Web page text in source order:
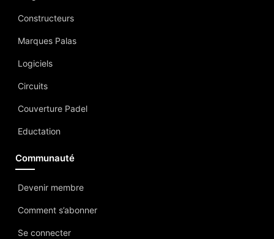
Constructeurs
Marques Palas
Logiciels
Circuits
Couverture Padel
Eductation
Communauté
Devenir membre
Comment s’abonner
Se connecter